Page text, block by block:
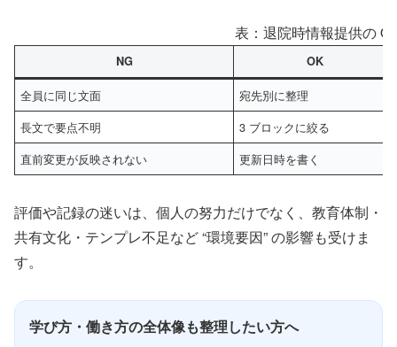
表：退院時情報提供の
NG OK
全員に同じ文面
宛先別に整理
長文で要点不明
3 ブロックに絞る
直前変更が反映されない
更新日時を書く
評価や記録の迷いは、個人の努力だけでなく、教育体制・
共有文化・テンプレ不足など “環境要因” の影響も受けま
す。
学び方・働き方の全体像も整理したい方へ